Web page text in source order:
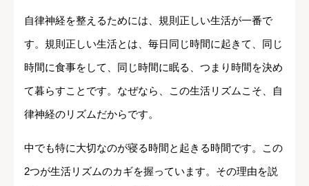
自律神経を整えるためには、規則正しい生活が一番で
す。規則正しい生活とは、毎日同じ時間に起きて、同じ
時間に食事をして、同じ時間に眠る、つまり時間を決め
て暮らすことです。なぜなら、この生活リズムこそ、自
律神経のリズムだからです。
中でも特に大切なのが寝る時間と起きる時間です。この
2つが生活リズムのカギを握っています。その理由を説